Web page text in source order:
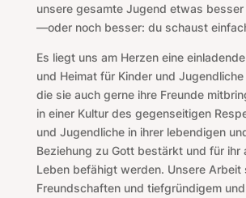
unsere gesamte Jugend etwas besser
—oder noch besser: du schaust
Es liegt uns am Herzen eine
und Heimat für Kinder und
die sie auch gerne ihre Freunde
in einer Kultur des gegenseitigen
und Jugendliche in ihrer lebendigen
Beziehung zu Gott bestärkt und für ihr
Leben befähigt werden. Unsere Arbeit
Freundschaften und tiefgründigem